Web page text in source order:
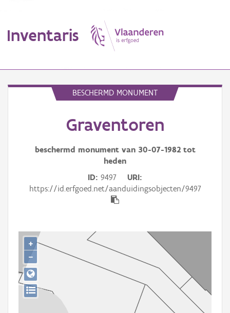
Inventaris
Aanduidingsobject
Persoon of collectief
Downloads
Hergebruik
BESCHERMD MONUMENT
Graventoren
beschermd monument van 30-07-1982tot
heden
ID 9497
URI
https://id.erfgoed.net/aanduidingsobjecten/9497
+
−